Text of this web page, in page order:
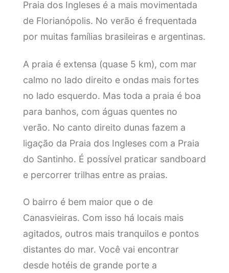
Praia dos Ingleses é a mais movimentada
de Florianópolis. No verão é frequentada
por muitas famílias brasileiras e argentinas.
A praia é extensa (quase 5 km), com mar
calmo no lado direito e ondas mais fortes
no lado esquerdo. Mas toda a praia é boa
para banhos, com águas quentes no
verão. No canto direito dunas fazem a
ligação da Praia dos Ingleses com a Praia
do Santinho. É possível praticar sandboard
e percorrer trilhas entre as praias.
O bairro é bem maior que o de
Canasvieiras. Com isso há locais mais
agitados, outros mais tranquilos e pontos
distantes do mar. Você vai encontrar
desde hotéis de grande porte a